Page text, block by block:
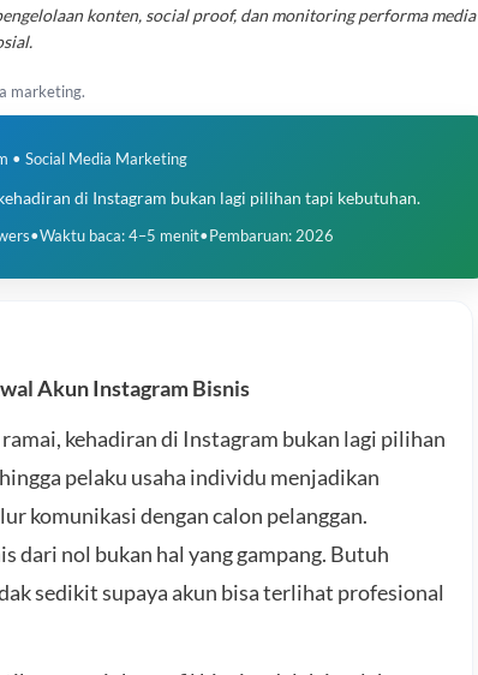
konten, social proof, dan monitoring performa media
marketing.
• Social Media Marketing
di Instagram bukan lagi pilihan tapi kebutuhan.
•Waktu baca: 4–5 menit•Pembaruan: 2026
Akun Instagram Bisnis
kehadiran di Instagram bukan lagi pilihan
pelaku usaha individu menjadikan
komunikasi dengan calon pelanggan.
dari nol bukan hal yang gampang. Butuh
sedikit supaya akun bisa terlihat profesional